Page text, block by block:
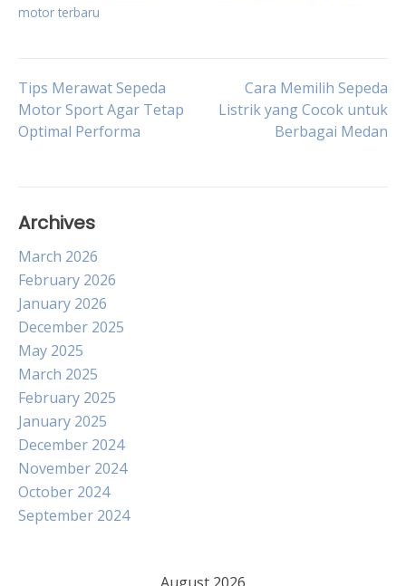
motor terbaru
Post
navigation
Tips Merawat Sepeda
Motor Sport Agar Tetap
Optimal Performa
Cara Memilih Sepeda
Listrik yang Cocok untuk
Berbagai Medan
Archives
March 2026
February 2026
January 2026
December 2025
May 2025
March 2025
February 2025
January 2025
December 2024
November 2024
October 2024
September 2024